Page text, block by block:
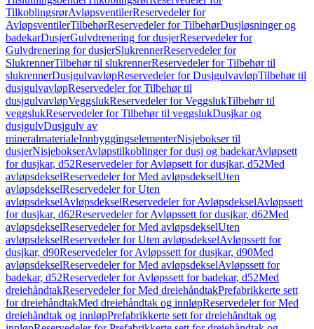
TilkoblingsrørAvløpsventilerReservedeler for
AvløpsventilerTilbehørReservedeler for TilbehørDusjløsninger og
badekarDusjerGulvdrenering for dusjerReservedeler for
Gulvdrenering for dusjerSlukrennerReservedeler for
SlukrennerTilbehør til slukrennerReservedeler for Tilbehør til
slukrennerDusjgulvavløpReservedeler for DusjgulvavløpTilbehør til
dusjgulvavløpReservedeler for Tilbehør til
dusjgulvavløpVeggslukReservedeler for VeggslukTilbehør til
veggslukReservedeler for Tilbehør til veggslukDusjkar og
dusjgulvDusjgulv av
mineralmaterialeInnbyggingselementerNisjebokser til
dusjerNisjebokserAvløpstilkoblinger for dusj og badekarAvløpsett
for dusjkar, d52Reservedeler for Avløpsett for dusjkar, d52Med
avløpsdekselReservedeler for Med avløpsdekselUten
avløpsdekselReservedeler for Uten
avløpsdekselAvløpsdekselReservedeler for AvløpsdekselAvløpssett
for dusjkar, d62Reservedeler for Avløpssett for dusjkar, d62Med
avløpsdekselReservedeler for Med avløpsdekselUten
avløpsdekselReservedeler for Uten avløpsdekselAvløpssett for
dusjkar, d90Reservedeler for Avløpssett for dusjkar, d90Med
avløpsdekselReservedeler for Med avløpsdekselAvløpssett for
badekar, d52Reservedeler for Avløpssett for badekar, d52Med
dreiehåndtakReservedeler for Med dreiehåndtakPrefabrikkerte sett
for dreiehåndtakMed dreiehåndtak og innløpReservedeler for Med
dreiehåndtak og innløpPrefabrikkerte sett for dreiehåndtak og